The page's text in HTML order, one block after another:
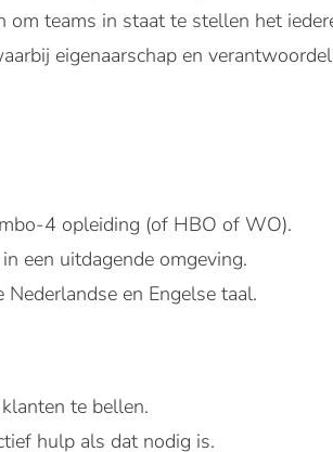
om teams in staat te stellen het
eigenaarschap en
4 opleiding (of HBO of WO).
een uitdagende omgeving.
Nederlandse en Engelse taal.
te bellen.
hulp als dat nodig is.